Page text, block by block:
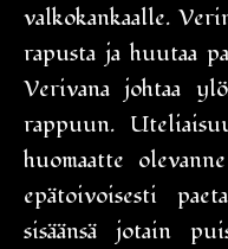
valkokankaalle.
rapusta ja huutaa
Verivana johtaa
rappuun.
huomaatte
epätoivoisesti
sisäänsä jotain